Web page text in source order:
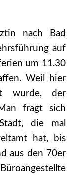
nach Bad
auf
um 11.30
Weil hier
wurde, der
fragt sich
die mal
hat, bis
aus den 70er